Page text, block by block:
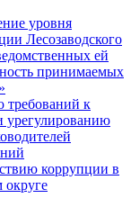
уровня
Лесозаводского
ей
принимаемых
требований к
урегулированию
коррупции в
округе